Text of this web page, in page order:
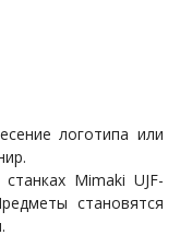
логотипа или
Mimaki UJF-
становятся